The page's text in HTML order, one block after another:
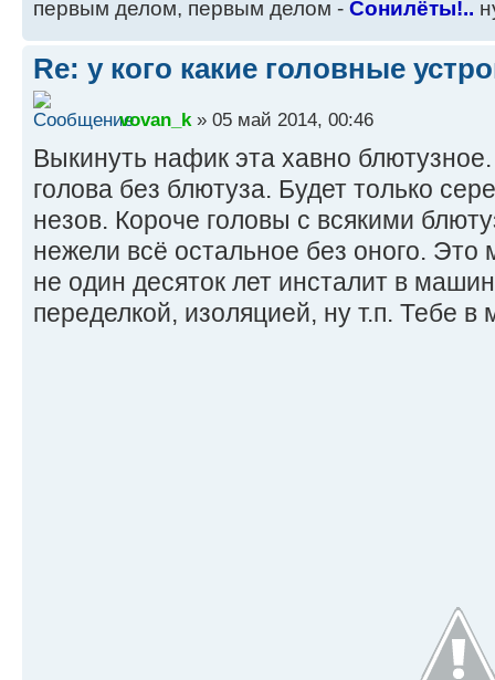
первым делом, первым делом - Сонилёты!..
Re: у кого какие головные
vovan_k » 05 май 2014, 00:46
Выкинуть нафик эта хавно
голова без блютуза. Будет только
незов. Короче головы с всякими
нежели всё остальное без оного. Это
не один десяток лет инсталит в
переделкой, изоляцией, ну т.п. Тебе в